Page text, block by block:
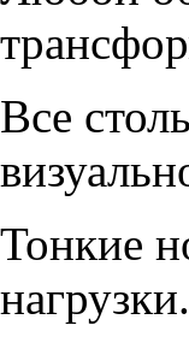
Все
Тонкие
нагрузки.